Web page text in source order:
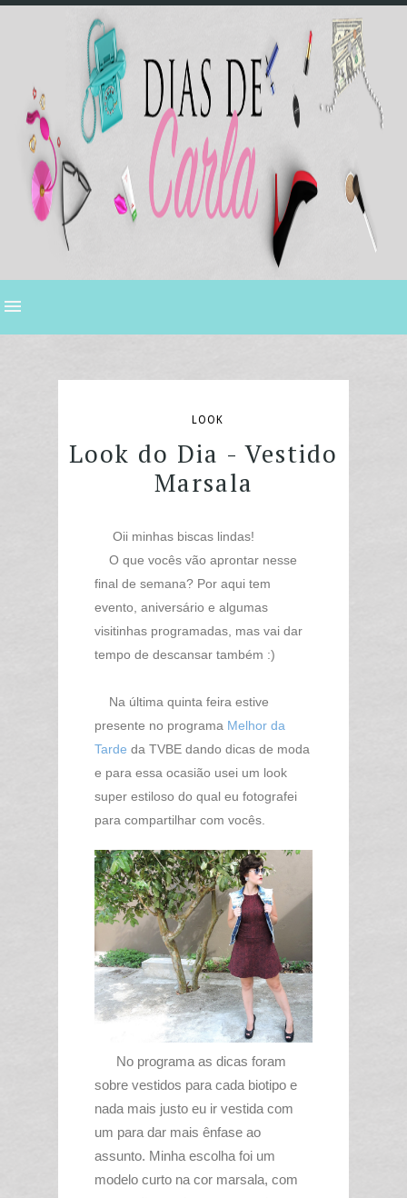
LOOK
Look do Dia - Vestido
Marsala
Oii minhas biscas lindas!
O que vocês vão aprontar nesse
final de semana? Por aqui tem
evento, aniversário e algumas
visitinhas programadas, mas vai dar
tempo de descansar também :)
Na última quinta feira estive
presente no programa Melhor da
Tarde da TVBE dando dicas de moda
e para essa ocasião usei um look
super estiloso do qual eu fotografei
para compartilhar com vocês.
No programa as dicas foram
sobre vestidos para cada biotipo e
nada mais justo eu ir vestida com
um para dar mais ênfase ao
assunto. Minha escolha foi um
modelo curto na cor marsala, com